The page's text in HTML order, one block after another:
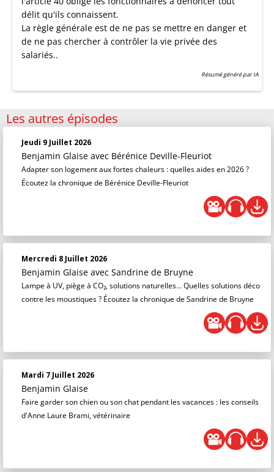
délit qu'ils connaissent.
La règle générale est de ne pas se mettre en danger et
de ne pas chercher à contrôler la vie privée des
salariés..
Résumé généré par IA
Les autres épisodes
Jeudi 9 Juillet 2026
Benjamin Glaise avec Bérénice Deville-Fleuriot
Adapter son logement aux fortes chaleurs : quelles aides en 2026 ?
Écoutez la chronique de Bérénice Deville-Fleuriot
Mercredi 8 Juillet 2026
Benjamin Glaise avec Sandrine de Bruyne
Lampe à UV, piège à CO₂, solutions naturelles… Quelles solutions déco
contre les moustiques ? Écoutez la chronique de Sandrine de Bruyne
Mardi 7 Juillet 2026
Benjamin Glaise
Faire garder son chien ou son chat pendant les vacances : les conseils
d'Anne Laure Brami, vétérinaire